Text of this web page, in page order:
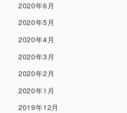
2020年6月
2020年5月
2020年4月
2020年3月
2020年2月
2020年1月
2019年12月